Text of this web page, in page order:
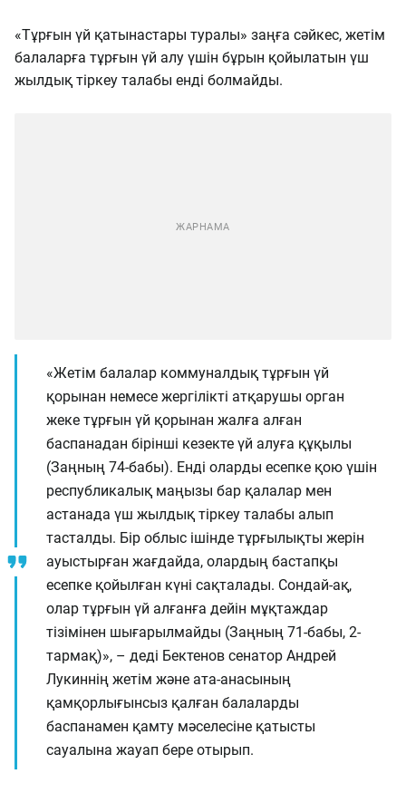
«Тұрғын үй қатынастары туралы» заңға сәйкес, жетім
балаларға тұрғын үй алу үшін бұрын қойылатын үш
жылдық тіркеу талабы енді болмайды.
«Жетім балалар коммуналдық тұрғын үй
қорынан немесе жергілікті атқарушы орган
жеке тұрғын үй қорынан жалға алған
баспанадан бірінші кезекте үй алуға құқылы
(Заңның 74-бабы). Енді оларды есепке қою үшін
республикалық маңызы бар қалалар мен
астанада үш жылдық тіркеу талабы алып
тасталды. Бір облыс ішінде тұрғылықты жерін
ауыстырған жағдайда, олардың бастапқы
есепке қойылған күні сақталады. Сондай-ақ,
олар тұрғын үй алғанға дейін мұқтаждар
тізімінен шығарылмайды (Заңның 71-бабы, 2-
тармақ)», – деді Бектенов сенатор Андрей
Лукиннің жетім және ата-анасының
қамқорлығынсыз қалған балаларды
баспанамен қамту мәселесіне қатысты
сауалына жауап бере отырып.